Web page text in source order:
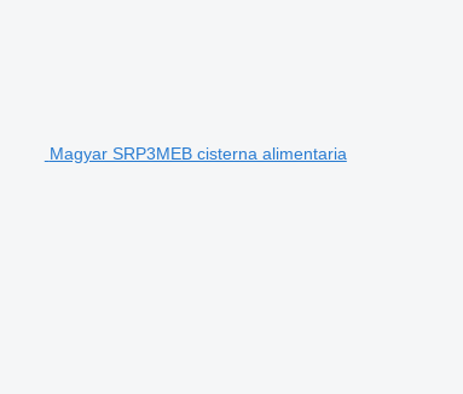
Magyar SRP3MEB cisterna alimentaria